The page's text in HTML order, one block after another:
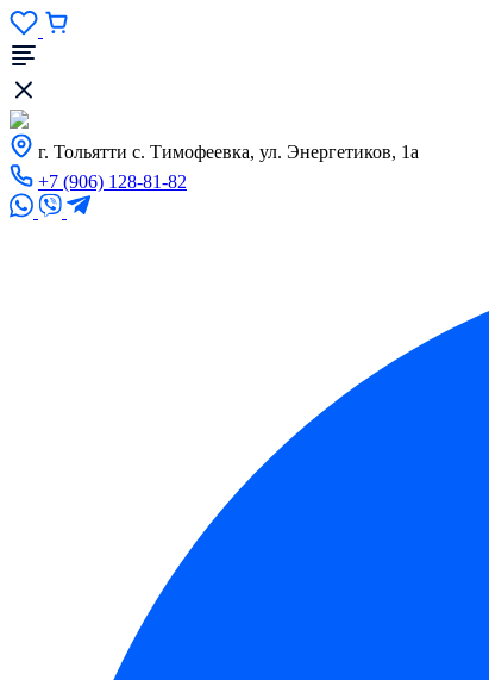
г. Тольятти с. Тимофеевка, ул. Энергетиков, 1а
+7 (906) 128-81-82